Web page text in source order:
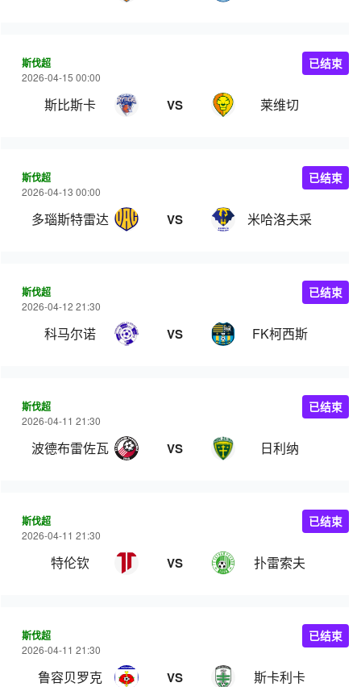
斯伐超
2026-04-15 00:00
斯比斯卡 VS 莱维切
已结束
斯伐超
2026-04-13 00:00
多瑙斯特雷达 VS 米哈洛夫采
已结束
斯伐超
2026-04-12 21:30
科马尔诺 VS FK柯西斯
已结束
斯伐超
2026-04-11 21:30
波德布雷佐瓦 VS 日利纳
已结束
斯伐超
2026-04-11 21:30
特伦钦 VS 扑雷索夫
已结束
斯伐超
2026-04-11 21:30
鲁容贝罗克 VS 斯卡利卡
已结束